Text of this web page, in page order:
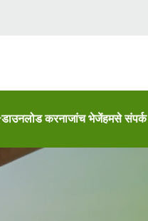
डाउनलोड करनाजांच भेजेंहमसे